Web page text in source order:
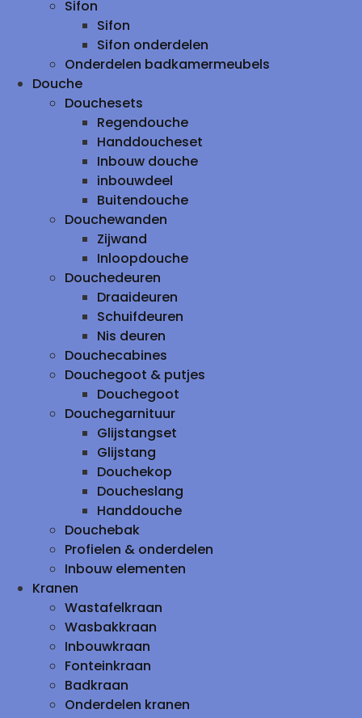
Sifon
Sifon
Sifon onderdelen
Onderdelen badkamermeubels
Douche
Douchesets
Regendouche
Handdoucheset
Inbouw douche
inbouwdeel
Buitendouche
Douchewanden
Zijwand
Inloopdouche
Douchedeuren
Draaideuren
Schuifdeuren
Nis deuren
Douchecabines
Douchegoot & putjes
Douchegoot
Douchegarnituur
Glijstangset
Glijstang
Douchekop
Doucheslang
Handdouche
Douchebak
Profielen & onderdelen
Inbouw elementen
Kranen
Wastafelkraan
Wasbakkraan
Inbouwkraan
Fonteinkraan
Badkraan
Onderdelen kranen